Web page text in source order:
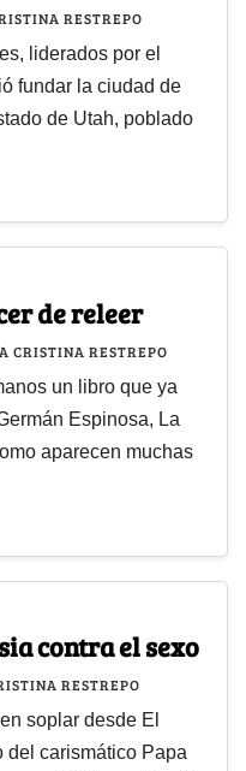
RESTREPO
liderados por el
fundar la ciudad de
de Utah, poblado
de releer
CRISTINA RESTREPO
un libro que ya
Espinosa, La
aparecen muchas
contra el sexo
RESTREPO
soplar desde El
del carismático Papa